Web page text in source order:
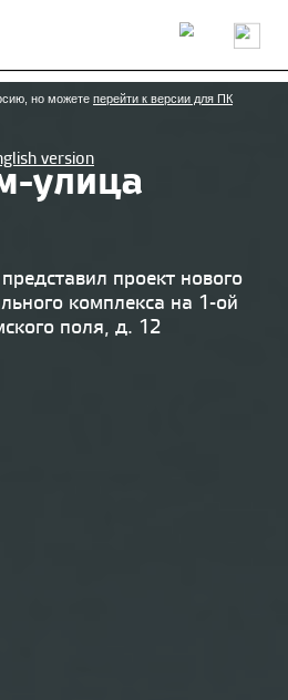
Интерьер Пресса
Архитекторы
Книги Вакансии
Блог
Исследование
в России
Интерьер
Образование
Урбанистика
но можете перейти к версии для ПК
version
улица
проект нового
комплекса на 1-ой
поля, д. 12